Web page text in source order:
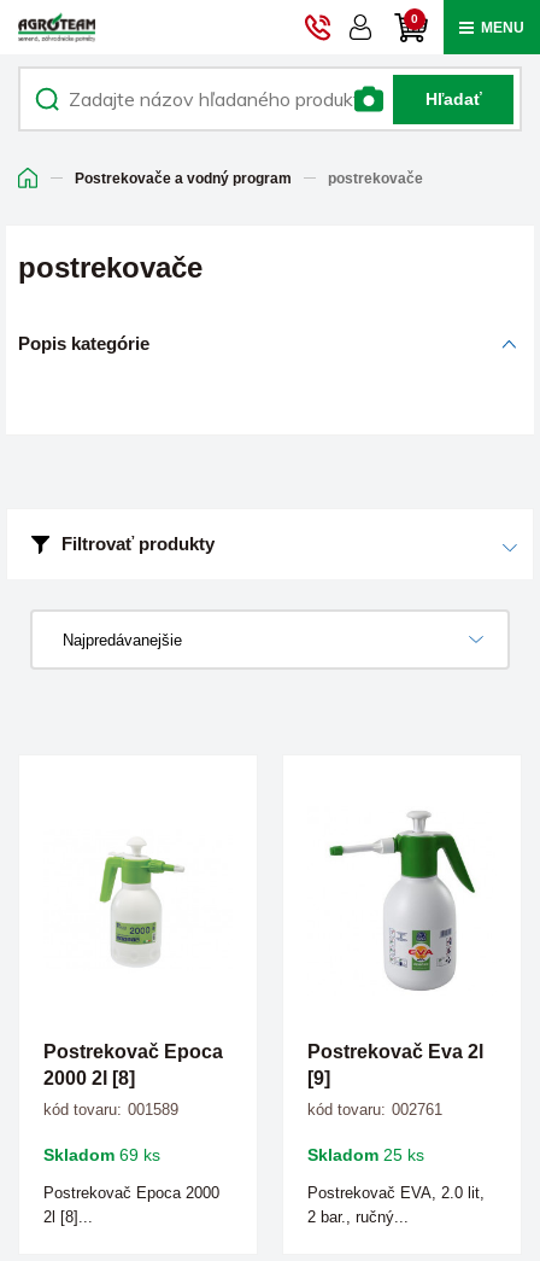
0 MENU
Hľadať
Postrekovače a vodný program postrekovače
postrekovače
Popis kategórie
Filtrovať produkty
Najpredávanejšie
Postrekovač Epoca
2000 2l [8]
kód tovaru: 001589
Skladom 69 ks
Postrekovač Epoca 2000
2l [8]...
Postrekovač Eva 2l
[9]
kód tovaru: 002761
Skladom 25 ks
Postrekovač EVA, 2.0 lit,
2 bar., ručný...